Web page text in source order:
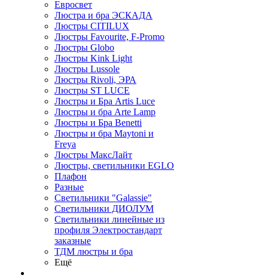
Евросвет
Люстра и бра ЭСКАДА
Люстры CITILUX
Люстры Favourite, F-Promo
Люстры Globo
Люстры Kink Light
Люстры Lussole
Люстры Rivoli, ЭРА
Люстры ST LUCE
Люстры и Бра Artis Luce
Люстры и бра Arte Lamp
Люстры и Бра Benetti
Люстры и бра Maytoni и
Freya
Люстры МаксЛайт
Люстры, светильники EGLO
Плафон
Разные
Светильники "Galassie"
Светильники ДИОЛУМ
Светильники линейные из
профиля Электростандарт
заказные
ТДМ люстры и бра
Ещё